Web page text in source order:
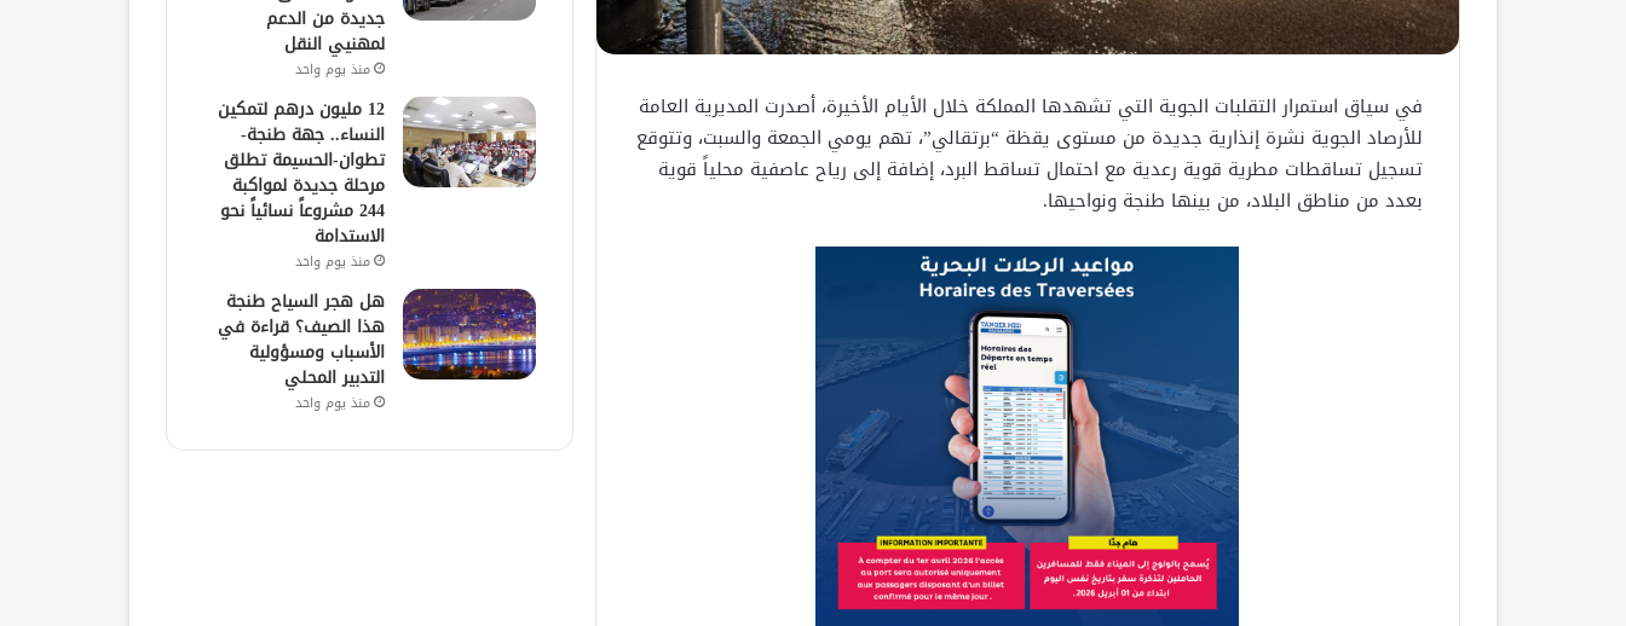
في سياق استمرار التقلبات الجوية التي تشهدها المملكة خلال الأيام الأخيرة، أصدرت المديرية العامة
للأرصاد الجوية نشرة إنذارية جديدة من مستوى يقظة “برتقالي”، تهم يومي الجمعة والسبت، وتتوقع
تسجيل تساقطات مطرية قوية رعدية مع احتمال تساقط البرد، إضافة إلى رياح عاصفية محلياً قوية
بعدد من مناطق البلاد، من بينها طنجة ونواحيها.
جديدة من الدعم
لمهنيي النقل
منذ يوم واحد
12 مليون درهم لتمكين
النساء.. جهة طنجة-
تطوان-الحسيمة تطلق
مرحلة جديدة لمواكبة
244 مشروعاً نسائياً نحو
الاستدامة
منذ يوم واحد
هل هجر السياح طنجة
هذا الصيف؟ قراءة في
الأسباب ومسؤولية
التدبير المحلي
منذ يوم واحد